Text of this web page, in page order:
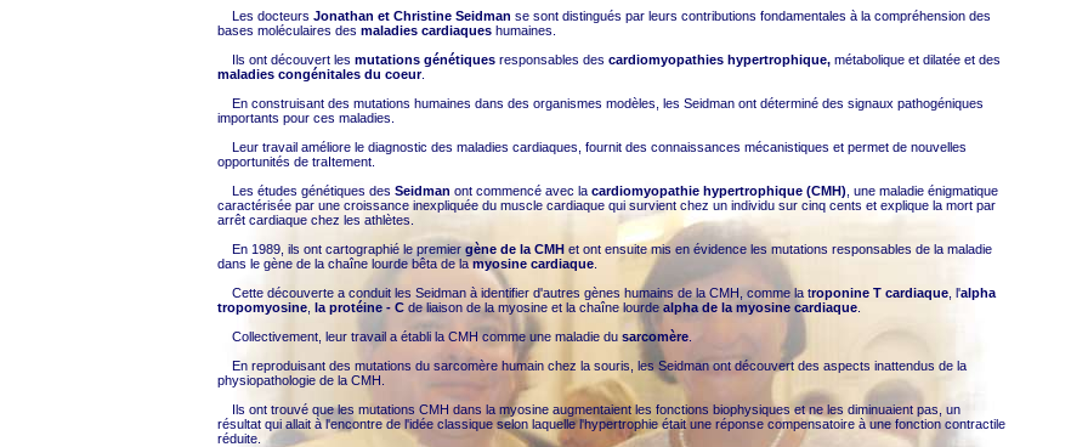
Les docteurs Jonathan et Christine Seidman se sont distingués par leurs contributions fondamentales à la compréhension des
bases moléculaires des maladies cardiaques humaines.
Ils ont découvert les mutations génétiques responsables des cardiomyopathies hypertrophique, métabolique et dilatée et des
maladies congénitales du coeur.
En construisant des mutations humaines dans des organismes modèles, les Seidman ont déterminé des signaux pathogéniques
importants pour ces maladies.
Leur travail améliore le diagnostic des maladies cardiaques, fournit des connaissances mécanistiques et permet de nouvelles
opportunités de traItement.
Les études génétiques des Seidman ont commencé avec la cardiomyopathie hypertrophique (CMH) , une maladie énigmatique
caractérisée par une croissance inexpliquée du muscle cardiaque qui survient chez un individu sur cinq cents et explique la mort par
arrêt cardiaque chez les athlètes.
En 1989, ils ont cartographié le premiergène de la CMH et ont ensuite mis en évidence les mutations responsables de la maladie
dans le gène de la chaîne lourde bêta de lamyosine cardiaque
Cette découverte a conduit les Seidman à identifier d'autres gènes humains de la CMH, comme la troponine T cardiaque , l'alpha
tropomyosine la protéine - C de liaison de la myosine et la chaîne lourde alpha de la myosine cardiaque
Collectivement, leur travail a établi la CMH comme une maladie du sarcomère
En reproduisant des mutations du sarcomère humain chez la souris, les Seidman ont découvert des aspects inattendus de la
physiopathologie de la CMH.
Ils ont trouvé que les mutations CMH dans la myosine augmentaient les fonctions biophysiques et ne les diminuaient pas, un
résultat qui allait à l'encontre de l'idée classique selon laquelle l'hypertrophie était une réponse compensatoire à une fonction contractile
réduite.